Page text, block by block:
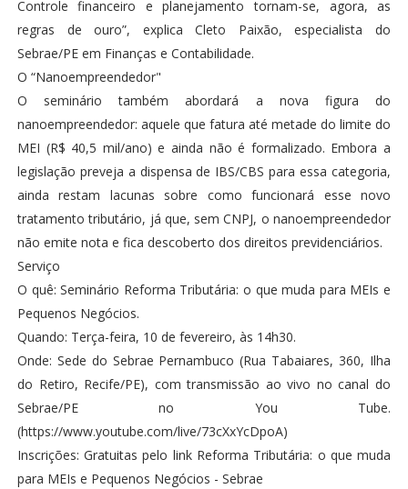
Controle financeiro e planejamento tornam-se, agora, as
regras de ouro”, explica Cleto Paixão, especialista do
Sebrae/PE em Finanças e Contabilidade.
O “Nanoempreendedor"
O seminário também abordará a nova figura do
nanoempreendedor: aquele que fatura até metade do limite do
MEI (R$ 40,5 mil/ano) e ainda não é formalizado. Embora a
legislação preveja a dispensa de IBS/CBS para essa categoria,
ainda restam lacunas sobre como funcionará esse novo
tratamento tributário, já que, sem CNPJ, o nanoempreendedor
não emite nota e fica descoberto dos direitos previdenciários.
Serviço
O quê: Seminário Reforma Tributária: o que muda para MEIs e
Pequenos Negócios.
Quando: Terça-feira, 10 de fevereiro, às 14h30.
Onde: Sede do Sebrae Pernambuco (Rua Tabaiares, 360, Ilha
do Retiro, Recife/PE), com transmissão ao vivo no canal do
Sebrae/PE no You Tube.
(https://www.youtube.com/live/73cXxYcDpoA)
Inscrições: Gratuitas pelo link Reforma Tributária: o que muda
para MEIs e Pequenos Negócios - Sebrae